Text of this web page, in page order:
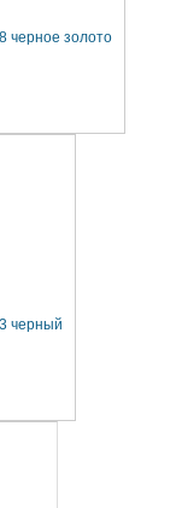
черное золото
черный